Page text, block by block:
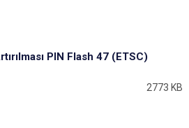
PIN Flash 47 (ETSC)
2773 KB